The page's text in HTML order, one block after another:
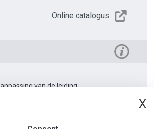
X
Online catalogus
van de leiding.